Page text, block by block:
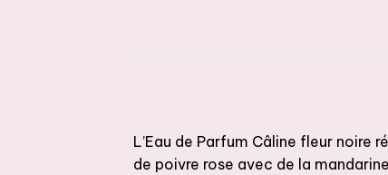
L’Eau de Parfum Câline fleur noire
de poivre rose avec de la